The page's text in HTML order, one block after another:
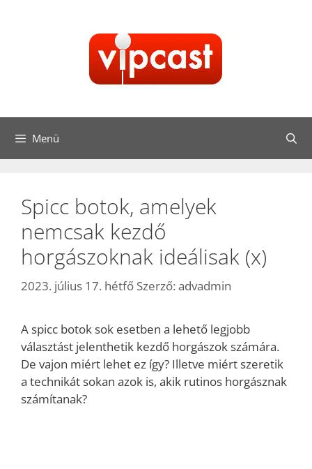
Menü
Spicc botok, amelyek
nemcsak kezdő
horgászoknak ideálisak (x)
2023. július 17. hétfő Szerző: advadmin
A spicc botok sok esetben a lehető legjobb
választást jelenthetik kezdő horgászok számára.
De vajon miért lehet ez így? Illetve miért szeretik
a technikát sokan azok is, akik rutinos horgásznak
számítanak?